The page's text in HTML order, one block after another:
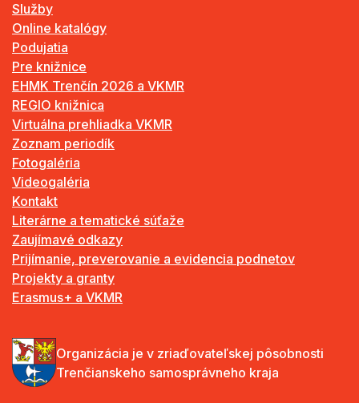
Služby
Online katalógy
Podujatia
Pre knižnice
EHMK Trenčín 2026 a VKMR
REGIO knižnica
Virtuálna prehliadka VKMR
Zoznam periodík
Fotogaléria
Videogaléria
Kontakt
Literárne a tematické súťaže
Zaujímavé odkazy
Prijímanie, preverovanie a evidencia podnetov
Projekty a granty
Erasmus+ a VKMR
Organizácia je v zriaďovateľskej pôsobnosti
Trenčianskeho samosprávneho kraja